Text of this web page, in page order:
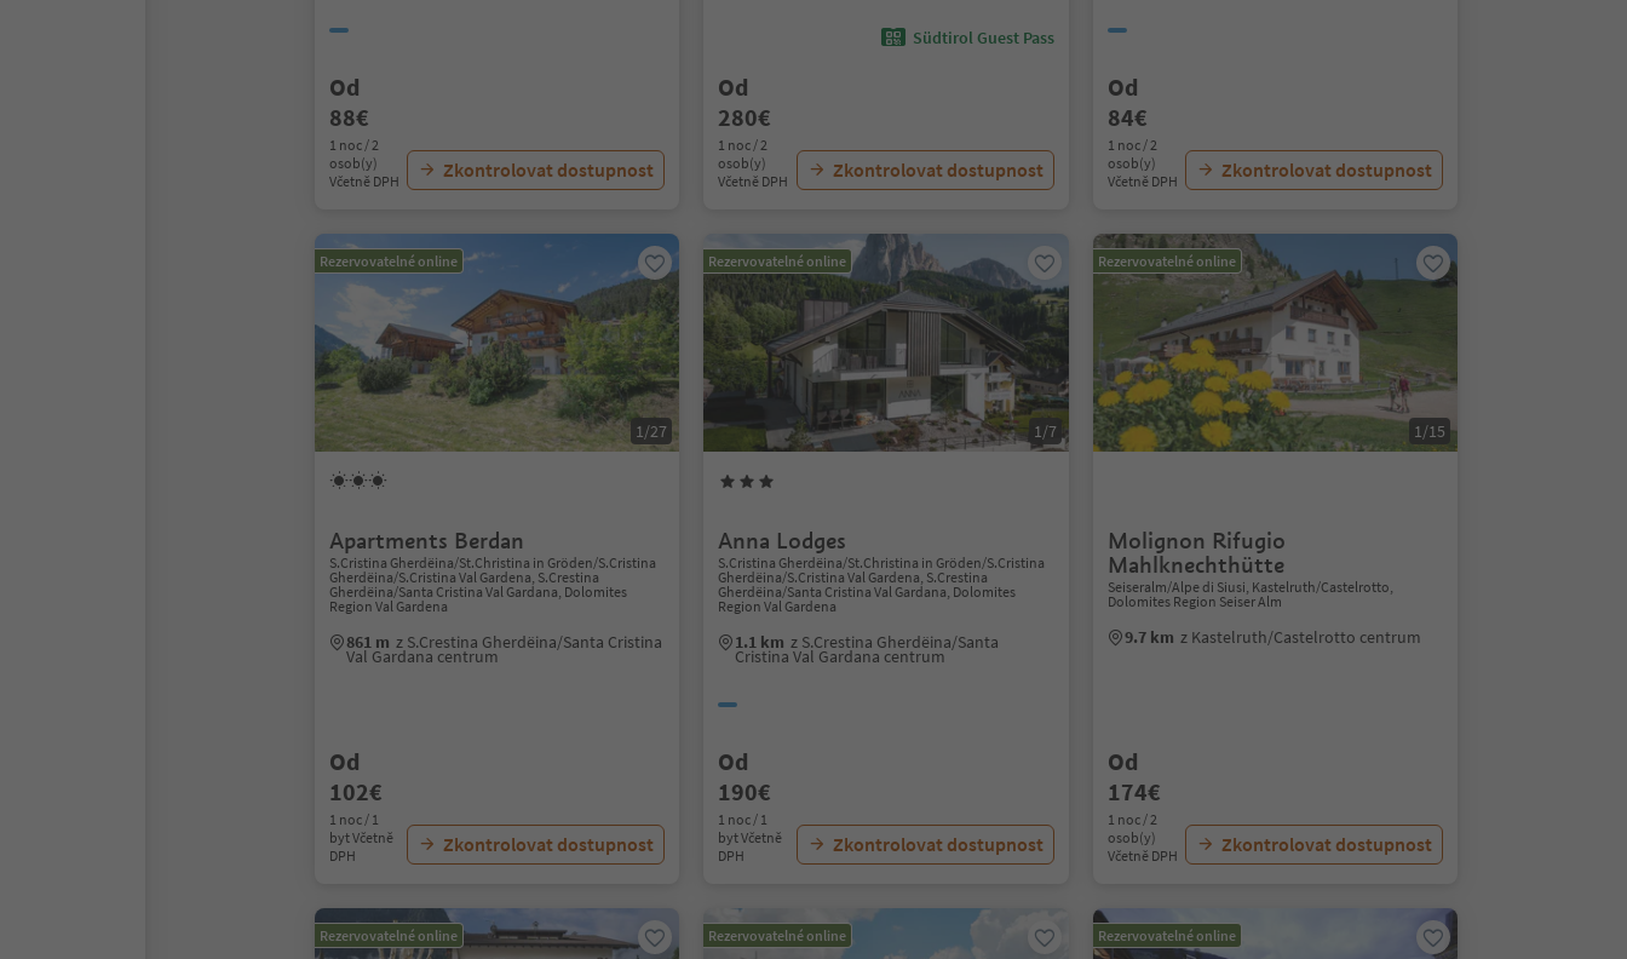
Od
88€
1 noc / 2
osob(y)
Včetně DPH
Zkontrolovat dostupnost
Südtirol Guest Pass
Od
280€
1 noc / 2
osob(y)
Včetně DPH
Zkontrolovat dostupnost
Od
84€
1 noc / 2
osob(y)
Včetně DPH
Zkontrolovat dostupnost
Rezervovatelné online
1/27
Apartments Berdan
S.Cristina Gherdëina/St.Christina in Gröden/S.Cristina
Gherdëina/S.Cristina Val Gardena, S.Crestina
Gherdëina/Santa Cristina Val Gardana, Dolomites
Region Val Gardena
861 m z S.Crestina Gherdëina/Santa Cristina
Val Gardana centrum
Od
102€
1 noc / 1
byt Včetně
DPH
Zkontrolovat dostupnost
Rezervovatelné online
1/7
Anna Lodges
S.Cristina Gherdëina/St.Christina in Gröden/S.Cristina
Gherdëina/S.Cristina Val Gardena, S.Crestina
Gherdëina/Santa Cristina Val Gardana, Dolomites
Region Val Gardena
1.1 km z S.Crestina Gherdëina/Santa
Cristina Val Gardana centrum
Od
190€
1 noc / 1
byt Včetně
DPH
Zkontrolovat dostupnost
Rezervovatelné online
1/15
Molignon Rifugio
Mahlknechthütte
Seiseralm/Alpe di Siusi, Kastelruth/Castelrotto,
Dolomites Region Seiser Alm
9.7 km z Kastelruth/Castelrotto centrum
Od
174€
1 noc / 2
osob(y)
Včetně DPH
Zkontrolovat dostupnost
Rezervovatelné online Rezervovatelné online Rezervovatelné online